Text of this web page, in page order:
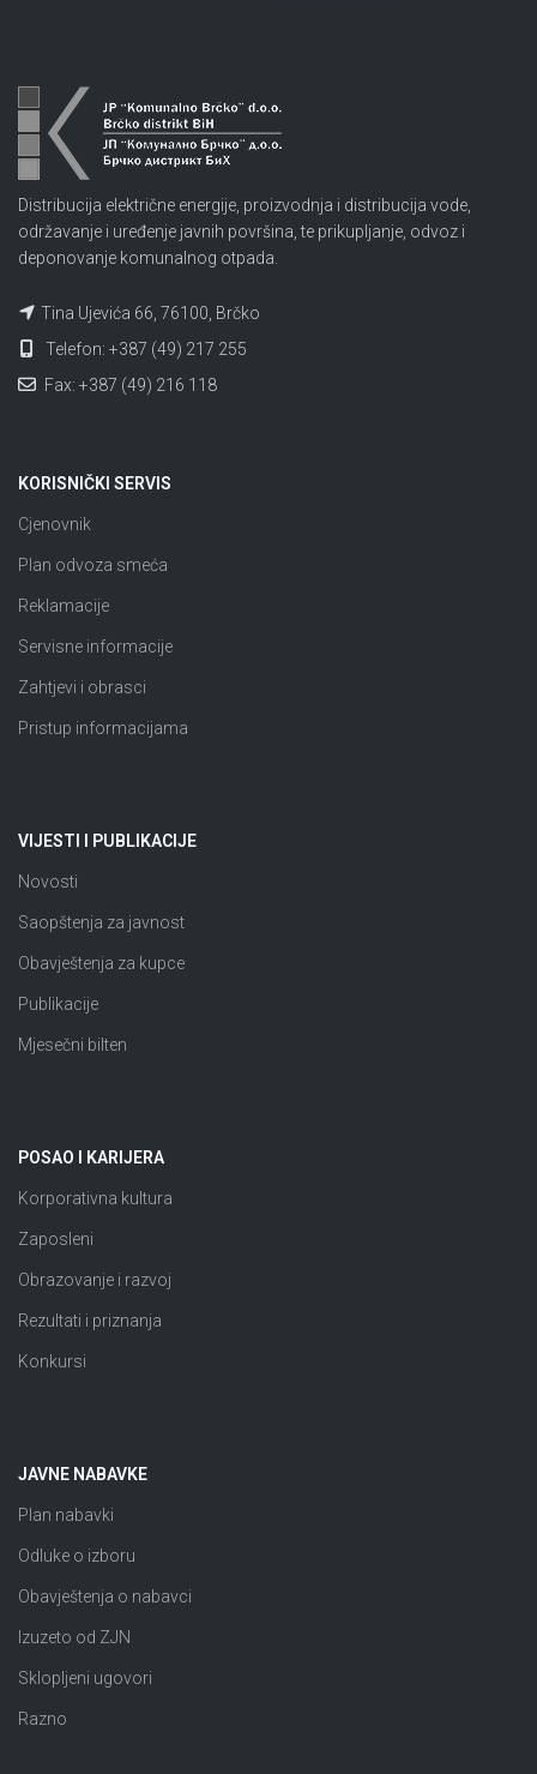
Distribucija električne energije, proizvodnja i distribucija vode,
održavanje i uređenje javnih površina, te prikupljanje, odvoz i
deponovanje komunalnog otpada.
Tina Ujevića 66, 76100, Brčko
Telefon: +387 (49) 217 255
Fax: +387 (49) 216 118
KORISNIČKI SERVIS
Cjenovnik
Plan odvoza smeća
Reklamacije
Servisne informacije
Zahtjevi i obrasci
Pristup informacijama
VIJESTI I PUBLIKACIJE
Novosti
Saopštenja za javnost
Obavještenja za kupce
Publikacije
Mjesečni bilten
POSAO I KARIJERA
Korporativna kultura
Zaposleni
Obrazovanje i razvoj
Rezultati i priznanja
Konkursi
JAVNE NABAVKE
Plan nabavki
Odluke o izboru
Obavještenja o nabavci
Izuzeto od ZJN
Sklopljeni ugovori
Razno